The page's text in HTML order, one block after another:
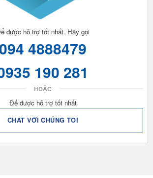
được hỗ trợ tốt nhất. Hãy gọi
4888479
190 281
HOẶC
Để được hỗ trợ tốt nhất
CHAT VỚI CHÚNG TÔI